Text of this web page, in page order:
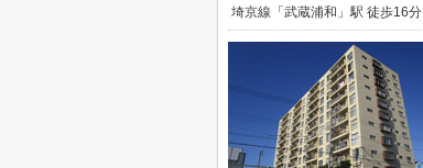
埼京線「武蔵浦和」駅 徒歩16分